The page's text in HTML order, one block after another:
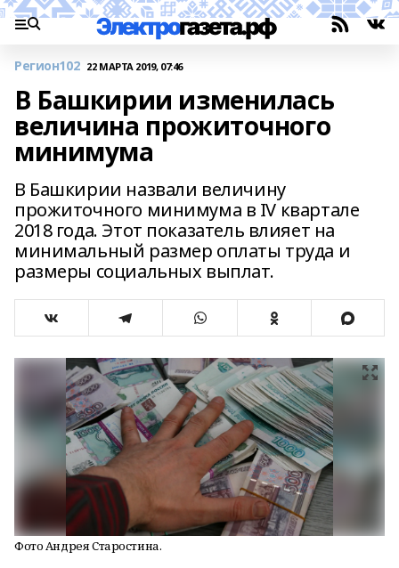
Регион102 22 МАРТА 2019, 07:46
В Башкирии изменилась
величина прожиточного
минимума
В Башкирии назвали величину
прожиточного минимума в IV квартале
2018 года. Этот показатель влияет на
минимальный размер оплаты труда и
размеры социальных выплат.
Фото Андрея Старостина.